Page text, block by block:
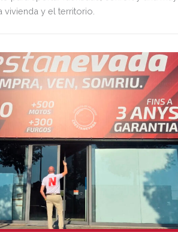
vivienda y el territorio.